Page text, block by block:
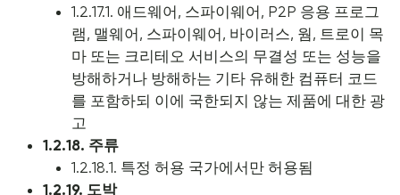
1.2.17.1. 애드웨어, 스파이웨어, P2P 응용 프로그
램, 맬웨어, 스파이웨어, 바이러스, 웜, 트로이 목
마 또는 크리테오 서비스의 무결성 또는 성능을
방해하거나 방해하는 기타 유해한 컴퓨터 코드
를 포함하되 이에 국한되지 않는 제품에 대한 광
고
1.2.18. 주류
1.2.18.1. 특정 허용 국가에서만 허용됨
1.2.19. 도박